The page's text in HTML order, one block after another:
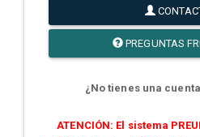
PREGUNTAS
¿No tienes una
ATENCIÓN: El sistema